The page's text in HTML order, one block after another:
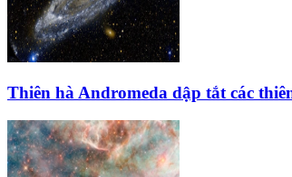
Thiên hà Andromeda dập tắt các